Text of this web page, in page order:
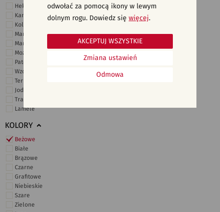
Heksagonalne
Kamień
Kolor
Marmur
Marokańskie
Mozaika
Patchwork
Wzory i motywy
Terrazzo
Jodełka
Trawertyn
Lamele
KOLORY
Beżowe
Białe
Brązowe
Czarne
Grafitowe
Niebieskie
Szare
Zielone
odwołać za pomocą ikony w lewym
dolnym rogu. Dowiedz się więcej.
Odmowa
Zmiana ustawień
AKCEPTUJ WSZYSTKIE